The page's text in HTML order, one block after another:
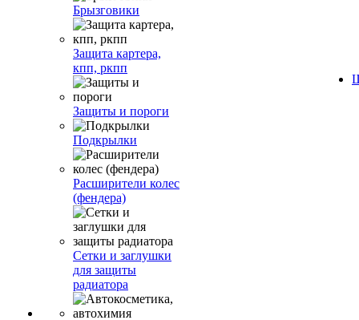
Брызговики
Защита картера,
кпп, ркпп
Защиты и пороги
Подкрылки
Расширители колес
(фендера)
Сетки и заглушки
для защиты
радиатора